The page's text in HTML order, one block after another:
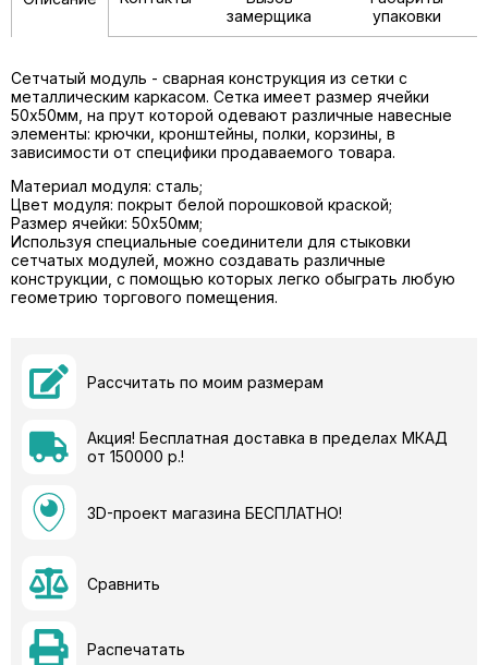
замерщика
упаковки
Сетчатый модуль - сварная конструкция из сетки с
металлическим каркасом. Сетка имеет размер ячейки
50х50мм, на прут которой одевают различные навесные
элементы: крючки, кронштейны, полки, корзины, в
зависимости от специфики продаваемого товара.
Материал модуля: сталь;
Цвет модуля: покрыт белой порошковой краской;
Размер ячейки: 50х50мм;
Используя специальные соединители для стыковки
сетчатых модулей, можно создавать различные
конструкции, с помощью которых легко обыграть любую
геометрию торгового помещения.
Рассчитать по моим размерам
Акция! Бесплатная доставка в пределах МКАД
от 150000 р.!
3D-проект магазина БЕСПЛАТНО!
Сравнить
Распечатать